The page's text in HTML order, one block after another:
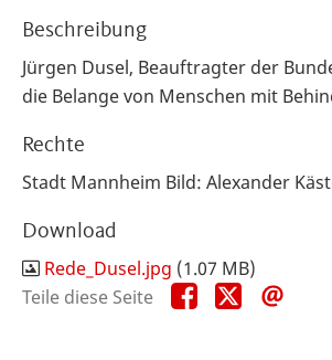
Beschreibung
Jürgen Dusel, Beauftragter der
die Belange von Menschen mit
Rechte
Stadt Mannheim Bild: Alexander
Download
Rede_Dusel.jpg (1.07 MB)
Teile diese Seite
Teile
diese
Teile
diese